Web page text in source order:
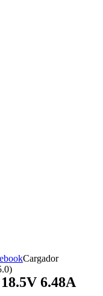
Cargador
6.48A